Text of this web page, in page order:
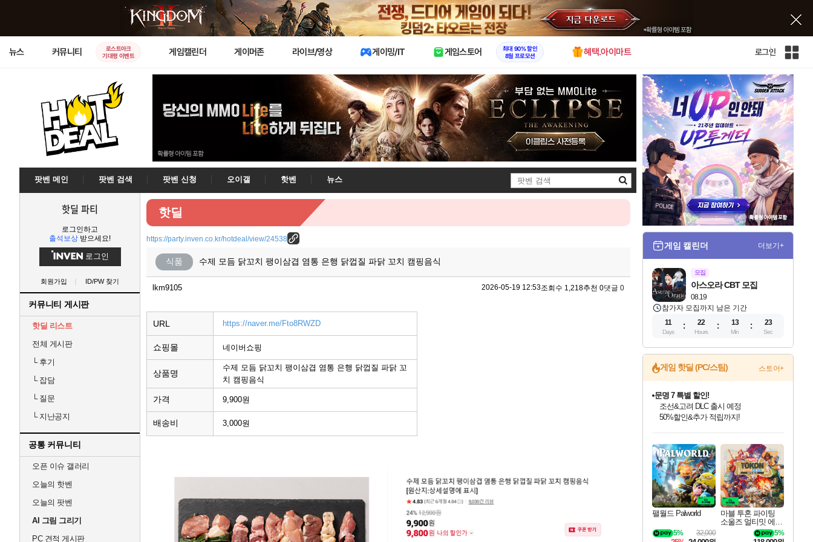
X
뉴스 커뮤니티
로스트아크
기대평 이벤트
게임캘린더 게이머존 라이브/영상 게이밍/IT 게임스토어
최대 90% 할인
8월 프로모션
혜택.아이마트 로그인
인
전
사
이
트
팟벤 메인 팟벤 검색 팟벤 신청 오이갤 핫벤
뉴스
검
색
핫딜 파티
로그인하고
출석보상 받으세요!
로그인
회원가입 ID/PW 찾기
커뮤니티 게시판
핫딜 리스트
전체 게시판
└후기
└잡담
└질문
└지난공지
공통 커뮤니티
오픈 이슈 갤러리
오늘의 핫벤
오늘의 팟벤
AI 그림 그리기
PC 견적 게시판
핫딜
https://party.inven.co.kr/hotdeal/view/24538
식품 수제 모듬 닭꼬치 팽이삼겹 염통 은행 닭껍질 파닭 꼬치 캠핑음식
lkm9105 2026-05-19 12:53조회수 1,218추천 0댓글 0
URL https://naver.me/Fto8RWZD
쇼핑몰 네이버쇼핑
상품명
수제 모듬 닭꼬치 팽이삼겹 염통 은행 닭껍질 파닭 꼬
치 캠핑음식
가격 9,900원
배송비 3,000원
게임 캘린더 더보기+
모집
08.19
아스오라 CBT 모집
참가자 모집까지 남은 기간
11
Days
22
Hours
13
Min
22
Sec
게임 핫딜 (PC/스팀) 스토어+
최대 90% 할인가를 만나보세요!
네이버혜택과 함께 만나보세요!
문명 7 특별 할인!
50%할인&추가 적립까지!
마블 투혼 파이팅 소울즈 정식출시!
마블 히어로 총 출동&화려한 격투!
이니&베니 혜택까지!
네이버 혜택가와 함께 예약하세요!
할인&네이버혜택으로 만나보세요!
네이버페이 혜택과 만나보세요!
40주년 프로모션으로 만나보세요!
할인가에 만나보세요!
일부 에디션 상시 할인!
혜택으로 예약 판매 중
편안하게 충전하세요
팰월드 Palworld
32,000
5%
마블 투혼 파이팅
소울즈 얼티밋 에디
션 MARVEL Tokon
Fighting Souls Ultima
5%